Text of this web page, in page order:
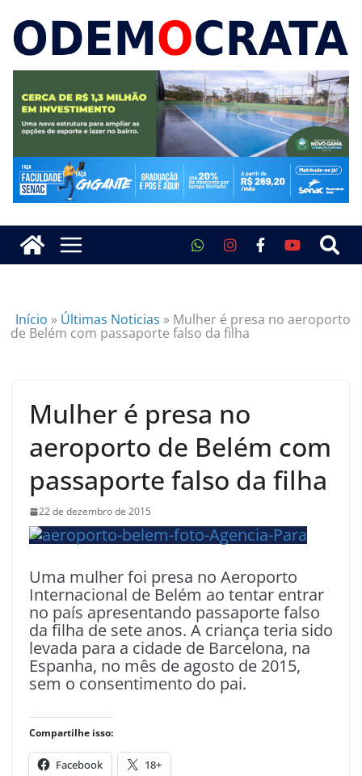
Início » Últimas Noticias » Mulher é presa no aeroporto
de Belém com passaporte falso da filha
Mulher é presa no
aeroporto de Belém com
passaporte falso da filha
22 de dezembro de 2015
Uma mulher foi presa no Aeroporto
Internacional de Belém ao tentar entrar
no país apresentando passaporte falso
da filha de sete anos. A criança teria sido
levada para a cidade de Barcelona, na
Espanha, no mês de agosto de 2015,
sem o consentimento do pai.
Compartilhe isso:
Facebook 18+